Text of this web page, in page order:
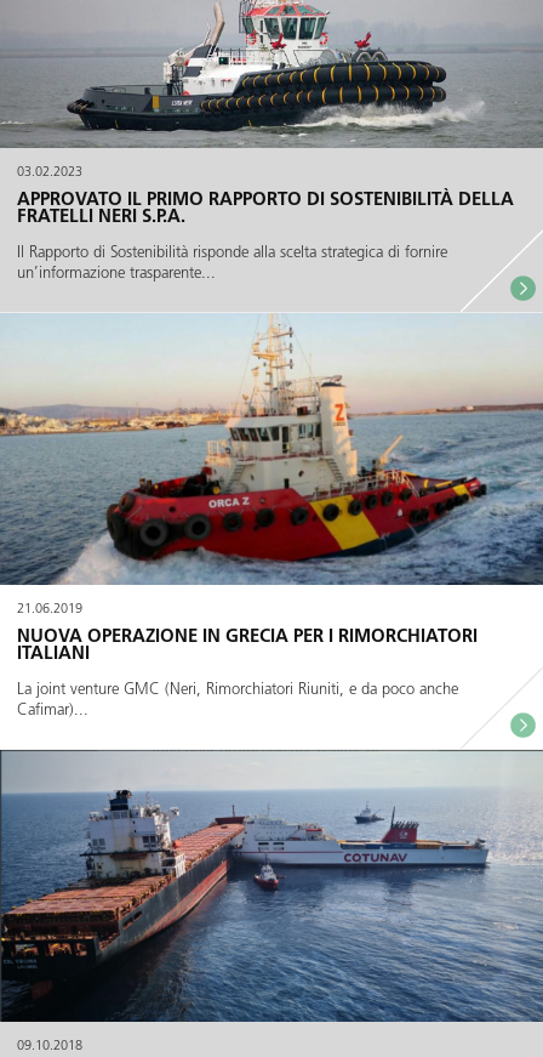
03.02.2023
APPROVATO IL PRIMO RAPPORTO DI SOSTENIBILITÀ DELLA
FRATELLI NERI S.P.A.
Il Rapporto di Sostenibilità risponde alla scelta strategica di fornire
un’informazione trasparente...
21.06.2019
NUOVA OPERAZIONE IN GRECIA PER I RIMORCHIATORI
ITALIANI
La joint venture GMC (Neri, Rimorchiatori Riuniti, e da poco anche
Cafimar)...
09.10.2018